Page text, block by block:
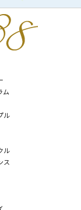
ム
ル
ル
ス